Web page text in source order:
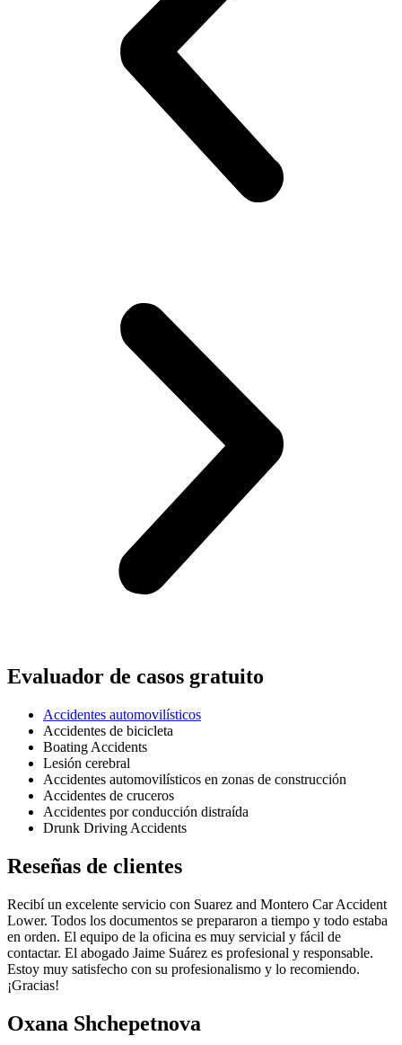
Evaluador de casos gratuito
Accidentes automovilísticos
Accidentes de bicicleta
Boating Accidents
Lesión cerebral
Accidentes automovilísticos en zonas de construcción
Accidentes de cruceros
Accidentes por conducción distraída
Drunk Driving Accidents
Reseñas de clientes
Recibí un excelente servicio con Suarez and Montero Car Accident
Lower. Todos los documentos se prepararon a tiempo y todo estaba
en orden. El equipo de la oficina es muy servicial y fácil de
contactar. El abogado Jaime Suárez es profesional y responsable.
Estoy muy satisfecho con su profesionalismo y lo recomiendo.
¡Gracias!
Oxana Shchepetnova